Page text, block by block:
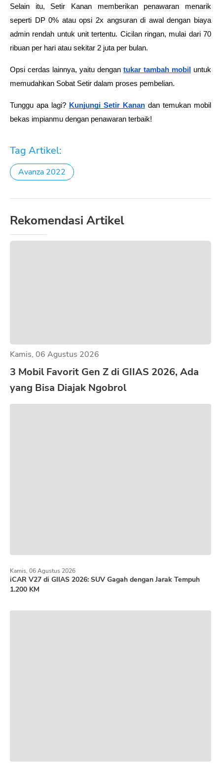
Selain itu, Setir Kanan memberikan penawaran menarik
seperti DP 0% atau opsi 2x angsuran di awal dengan biaya
admin rendah untuk unit tertentu. Cicilan ringan, mulai dari 70
ribuan per hari atau sekitar 2 juta per bulan.
Opsi cerdas lainnya, yaitu dengan tukar tambah mobil
untuk
memudahkan Sobat Setir dalam proses pembelian.
Tunggu apa lagi? Kunjungi Setir Kanan dan temukan mobil
bekas impianmu dengan penawaran terbaik!
Tag Artikel:
Avanza 2022
Rekomendasi Artikel
Kamis, 06 Agustus 2026
3 Mobil Favorit Gen Z di GIIAS 2026, Ada
yang Bisa Diajak Ngobrol
iCAR V27 di GIIAS 2026: SUV Gagah dengan Jarak Tempuh
1.200 KM
Kamis, 06 Agustus 2026